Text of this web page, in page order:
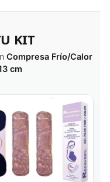
KIT
Compresa Frío/Calor
cm